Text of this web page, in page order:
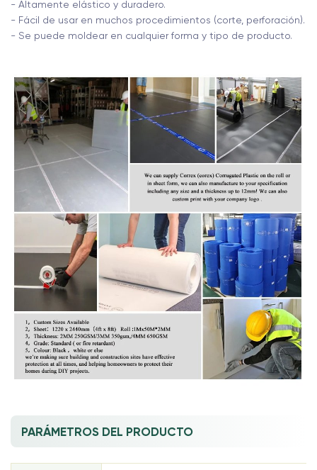
- Altamente elástico y duradero.
- Fácil de usar en muchos procedimientos (corte, perforación).
- Se puede moldear en cualquier forma y tipo de producto.
PARÁMETROS DEL PRODUCTO